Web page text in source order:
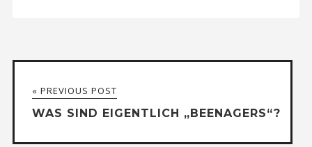
« PREVIOUS POST
WAS SIND EIGENTLICH „BEENAGERS“?